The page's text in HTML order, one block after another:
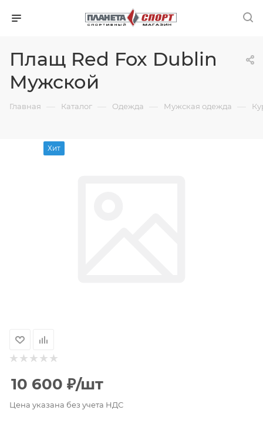
Плащ Red Fox Dublin
Мужской
Главная — Каталог — Одежда — Мужская одежда —
Хит
10 600 ₽/шт
Цена указана без учета НДС